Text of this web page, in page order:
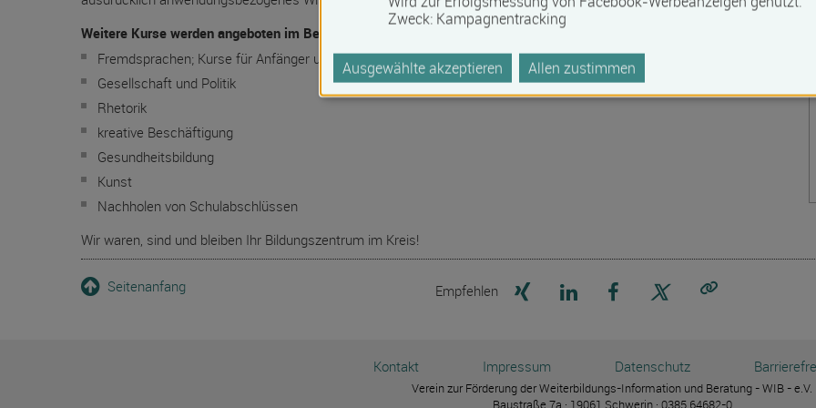
Weitere Kurse werden angeboten im Bereich:
Fremdsprachen; Kurse für Anfänger und Fortgeschrittene
Gesellschaft und Politik
Rhetorik
kreative Beschäftigung
Gesundheitsbildung
Kunst
Nachholen von Schulabschlüssen
Wir waren, sind und bleiben Ihr Bildungszentrum im Kreis!
Seitenanfang Empfehlen Seite auf Xing teilen
Seite auf LinkedIn teilen
Seite auf Facebook teilen
Seite auf X teilen
Kontakt Impressum Datenschutz
Verein zur Förderung der Weiterbildungs-Information und Beratung - WIB - e.V.
Baustraße 7a · 19061 Schwerin · 0385 64682-0
Zweck: Kampagnentracking
Ausgewählte akzeptieren Allen zustimmen